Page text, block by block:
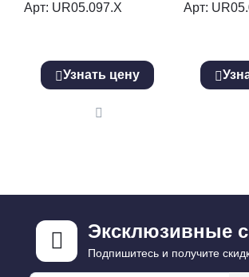
Арт: UR05.097.Х
Узнать цену
Арт:
Эксклюзивные
Подпишитесь и получите